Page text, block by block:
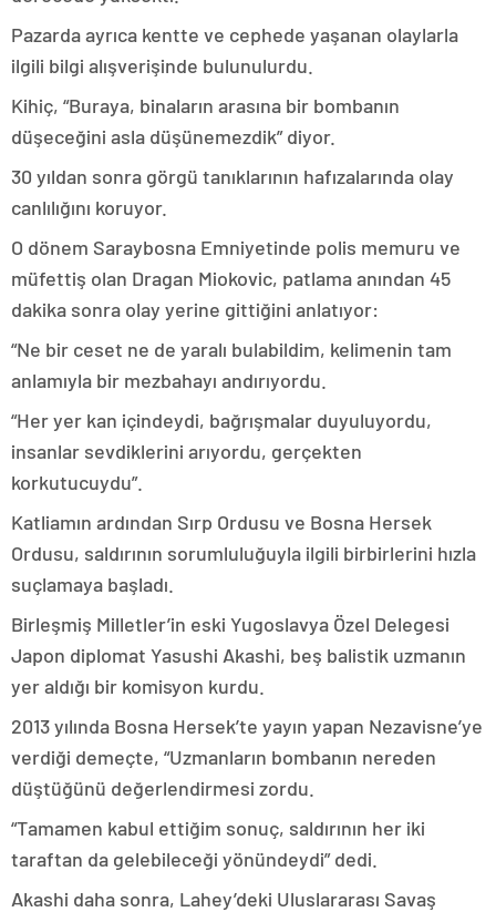
Pazarda ayrıca kentte ve cephede yaşanan olaylarla
ilgili bilgi alışverişinde bulunulurdu.
Kihiç, “Buraya, binaların arasına bir bombanın
düşeceğini asla düşünemezdik” diyor.
30 yıldan sonra görgü tanıklarının hafızalarında olay
canlılığını koruyor.
O dönem Saraybosna Emniyetinde polis memuru ve
müfettiş olan Dragan Miokovic, patlama anından 45
dakika sonra olay yerine gittiğini anlatıyor:
“Ne bir ceset ne de yaralı bulabildim, kelimenin tam
anlamıyla bir mezbahayı andırıyordu.
“Her yer kan içindeydi, bağrışmalar duyuluyordu,
insanlar sevdiklerini arıyordu, gerçekten
korkutucuydu”.
Katliamın ardından Sırp Ordusu ve Bosna Hersek
Ordusu, saldırının sorumluluğuyla ilgili birbirlerini hızla
suçlamaya başladı.
Birleşmiş Milletler’in eski Yugoslavya Özel Delegesi
Japon diplomat Yasushi Akashi, beş balistik uzmanın
yer aldığı bir komisyon kurdu.
2013 yılında Bosna Hersek’te yayın yapan Nezavisne’ye
verdiği demeçte, “Uzmanların bombanın nereden
düştüğünü değerlendirmesi zordu.
“Tamamen kabul ettiğim sonuç, saldırının her iki
taraftan da gelebileceği yönündeydi” dedi.
Akashi daha sonra, Lahey’deki Uluslararası Savaş